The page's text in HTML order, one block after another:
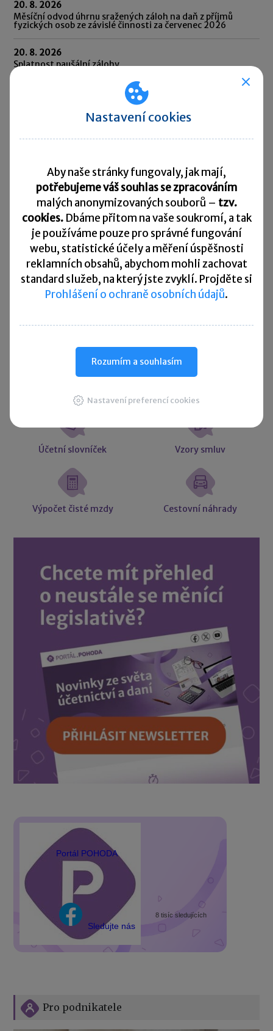
20. 8. 2026
Měsíční odvod úhrnu sražených záloh na daň z příjmů
fyzických osob ze závislé činnosti za červenec 2026
20. 8. 2026
Splatnost paušální zálohy
Splatnost daně za červen 2026 (pouze spotřební daň z lihu)
Daňové přiznání a splatnost daně za červenec 2026
Přehled všech termínů ►
Kurzovní lístek
Načítám
hodnoty
Načítám
hodnoty
Více ▼
Užitečné informace
Účetní slovníček Vzory smluv
Výpočet čisté mzdy Cestovní náhrady
Portál POHODA
Sledujte nás
8 tisíc sledujících
Pro podnikatele
Nastavení cookies
Aby naše stránky fungovaly, jak mají,
potřebujeme váš souhlas se zpracováním
malých anonymizovaných souborů – tzv.
cookies. Dbáme přitom na vaše soukromí, a tak
je používáme pouze pro správné fungování
webu, statistické účely a měření úspěšnosti
reklamních obsahů, abychom mohli zachovat
standard služeb, na který jste zvyklí. Projděte si
Prohlášení o ochraně osobních údajů.
Rozumím a souhlasím
Nastavení preferencí cookies